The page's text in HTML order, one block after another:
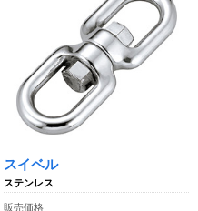
スイベル
ステンレス
販売価格